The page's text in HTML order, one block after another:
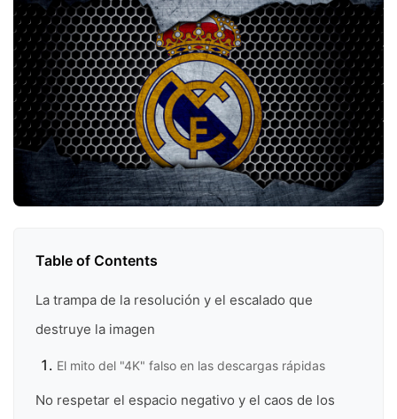
Table of Contents
La trampa de la resolución y el escalado que
destruye la imagen
El mito del "4K" falso en las descargas rápidas
No respetar el espacio negativo y el caos de los